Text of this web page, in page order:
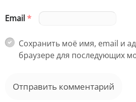
Email*
Сохранить моё имя, email и
браузере для последующих